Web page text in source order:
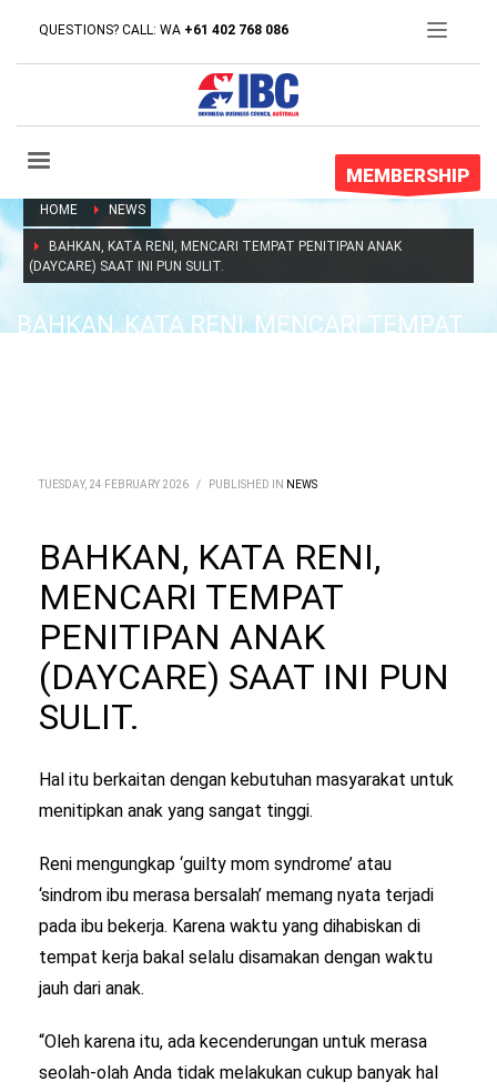
QUESTIONS? CALL: WA +61 402 768 086
MEMBERSHIP
HOME NEWS
BAHKAN, KATA RENI, MENCARI TEMPAT PENITIPAN ANAK
(DAYCARE) SAAT INI PUN SULIT.
BAHKAN, KATA RENI, MENCARI TEMPAT
TUESDAY, 24 FEBRUARY 2026 / PUBLISHED IN NEWS
BAHKAN, KATA RENI,
MENCARI TEMPAT
PENITIPAN ANAK
(DAYCARE) SAAT INI PUN
SULIT.
Hal itu berkaitan dengan kebutuhan masyarakat untuk
menitipkan anak yang sangat tinggi.
Reni mengungkap ‘guilty mom syndrome’ atau
‘sindrom ibu merasa bersalah’ memang nyata terjadi
pada ibu bekerja. Karena waktu yang dihabiskan di
tempat kerja bakal selalu disamakan dengan waktu
jauh dari anak.
“Oleh karena itu, ada kecenderungan untuk merasa
seolah-olah Anda tidak melakukan cukup banyak hal